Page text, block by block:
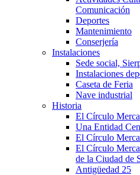
Comunicación
Deportes
Mantenimiento
Conserjería
Instalaciones
Sede social,
Instalaciones
Caseta de Feria
Nave industrial
Historia
El Círculo
Una Entidad
El Círculo
El Círculo
de la Ciudad de
Antigüedad 25